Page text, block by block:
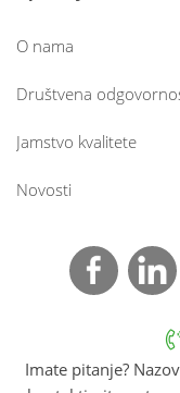
O nama
Društvena
Jamstvo kvalitete
Novosti
Imate pitanje?